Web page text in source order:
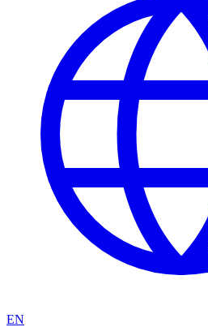
EN